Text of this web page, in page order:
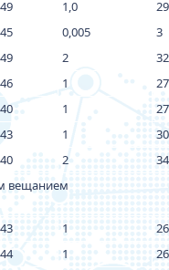
49 1,0
29
45 0,005
3
49 2
32
46 1
27
40 1
27
43 1
30
40 2
34
вещанием
43 1
26
44 1
26